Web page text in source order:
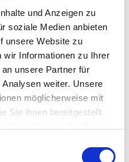
und Anzeigen zu
soziale Medien anbieten
unsere Website zu
wir Informationen zu Ihrer
unsere Partner für
weiter. Unsere
möglicherweise mit
Sie ihnen bereitgestellt